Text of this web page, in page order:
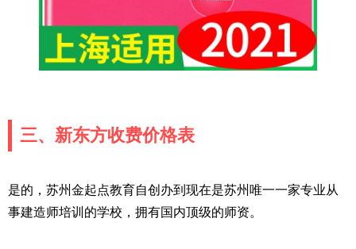
三、新东方收费价格表
是的，苏州金起点教育自创办到现在是苏州唯一一家专业从
事建造师培训的学校，拥有国内顶级的师资。